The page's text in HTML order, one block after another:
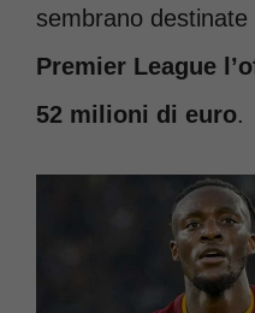
sembrano destinate
Premier League
52 milioni di euro.